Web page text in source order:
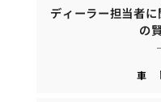
ディーラー担当者
の
車